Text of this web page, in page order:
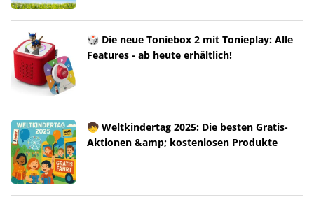
🎲 Die neue Toniebox 2 mit Tonieplay: Alle
Features - ab heute erhältlich!
🧒 Weltkindertag 2025: Die besten Gratis-
Aktionen &amp; kostenlosen Produkte